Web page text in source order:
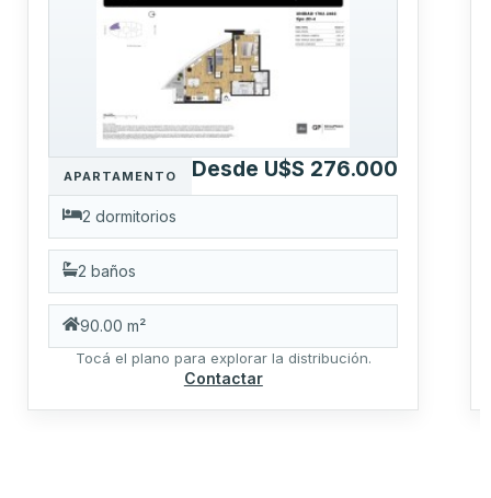
APARTAMENTO Desde U$S 276.000
2 dormitorios
2 baños
90.00 m²
Tocá el plano para explorar la distribución.
Contactar